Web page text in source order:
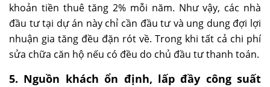
khoản tiền thuê tăng 2% mỗi năm. Như vậy, các nhà
đầu tư tại dự án này chỉ cần đầu tư và ung dung đợi lợi
nhuận gia tăng đều đặn rót về. Trong khi tất cả chi phí
sửa chữa căn hộ nếu có đều do chủ đầu tư thanh toán.
5. Nguồn khách ổn định, lấp đầy công suất